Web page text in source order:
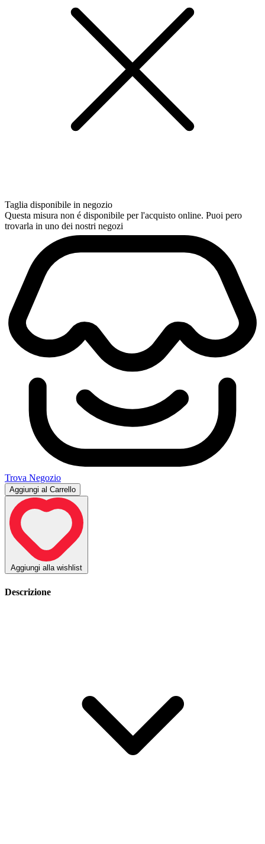
Taglia disponibile in negozio
Questa misura non é disponibile per l'acquisto online. Puoi pero
trovarla in uno dei nostri negozi
Trova Negozio
Aggiungi al Carrello
Aggiungi alla wishlist
Descrizione